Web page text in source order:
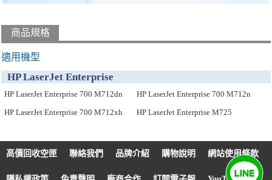
商品規格
適用機型
HP LaserJet Enterprise
HP LaserJet Enterprise 700 M712dn
HP LaserJet Enterprise 700 M712n
HP LaserJet Enterprise 700 M712xh
HP LaserJet Enterprise M725
高價回收空匣 聯絡我們 品牌介紹 購物說明 網站使用條款